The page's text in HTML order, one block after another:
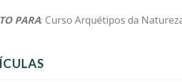
PARA: Curso Arquétipos da